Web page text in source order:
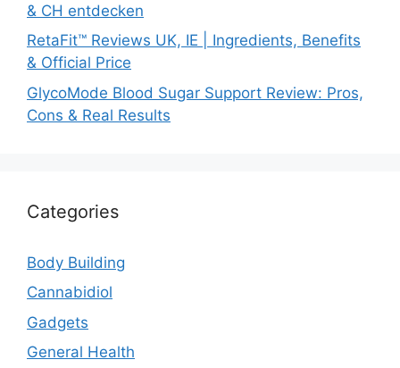
& CH entdecken
RetaFit™ Reviews UK, IE | Ingredients, Benefits
& Official Price
GlycoMode Blood Sugar Support Review: Pros,
Cons & Real Results
Categories
Body Building
Cannabidiol
Gadgets
General Health